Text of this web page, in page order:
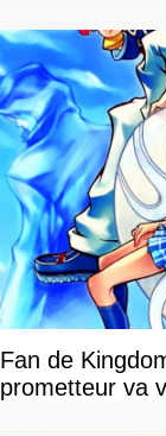
Fan de
prometteur va